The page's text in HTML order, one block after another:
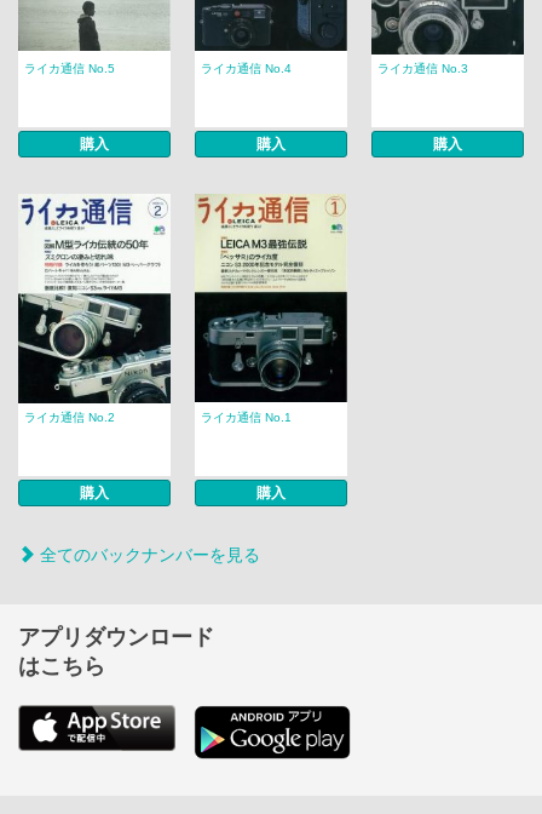
ライカ通信 No.5
購入
ライカ通信 No.4
購入
ライカ通信 No.3
購入
ライカ通信 No.2
購入
ライカ通信 No.1
購入
全てのバックナンバーを見る
アプリダウンロード
はこちら